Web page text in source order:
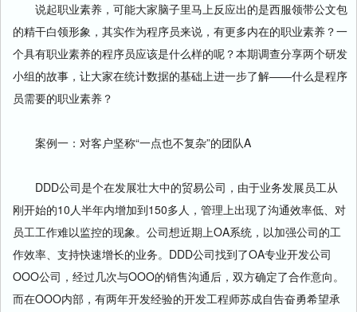
说起职业素养，可能大家脑子里马上反应出的是西服领带公文包
的精干白领形象，其实作为程序员来说，有更多内在的职业素养？一
个具有职业素养的程序员应该是什么样的呢？本期调查分享两个研发
小组的故事，让大家在统计数据的基础上进一步了解——什么是程序
员需要的职业素养？
案例一：对客户坚称“一点也不复杂”的团队A
DDD公司是个在发展壮大中的贸易公司，由于业务发展员工从
刚开始的10人半年内增加到150多人，管理上出现了沟通效率低、对
员工工作难以监控的现象。公司想近期上OA系统，以加强公司的工
作效率、支持快速增长的业务。DDD公司找到了OA专业开发公司
OOO公司，经过几次与OOO的销售沟通后，双方确定了合作意向。
而在OOO内部，有两年开发经验的开发工程师苏成自告奋勇希望承